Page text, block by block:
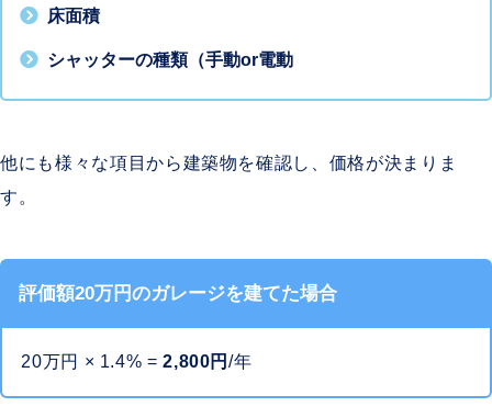
床面積
シャッターの種類（手動or電動
他にも様々な項目から建築物を確認し、価格が決まりま
す。
評価額20万円のガレージを建てた場合
20万円 × 1.4% =2,800円/年